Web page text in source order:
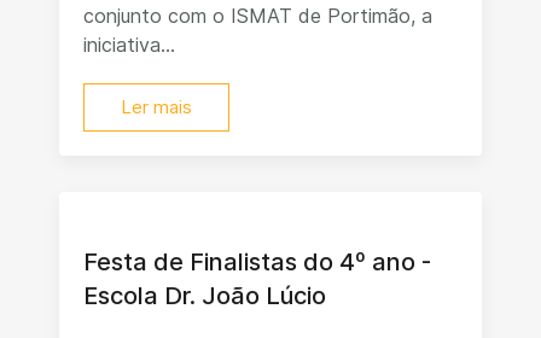
conjunto com o ISMAT de Portimão, a
iniciativa...
Ler mais
Festa de Finalistas do 4º ano -
Escola Dr. João Lúcio